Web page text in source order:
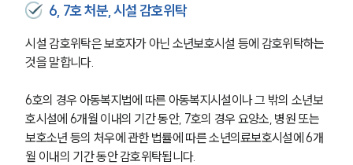
6, 7호 처분, 시설 감호위탁
시설 감호위탁은 보호자가 아닌 소년보호시설 등에 감호위탁하는
것을 말합니다.
6호의 경우 아동복지법에 따른 아동복지시설이나 그 밖의 소년보
호시설에 6개월 이내의 기간 동안, 7호의 경우 요양소, 병원 또는
보호소년 등의 처우에 관한 법률에 따른 소년의료보호시설에 6개
월 이내의 기간 동안 감호위탁됩니다.